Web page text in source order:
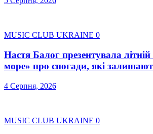
MUSIC CLUB UKRAINE 0
Настя Балог презентувала
море» про спогади, які
4 Серпня, 2026
MUSIC CLUB UKRAINE 0